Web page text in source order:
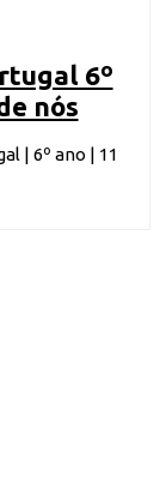
6º
nós
| 6º ano | 11